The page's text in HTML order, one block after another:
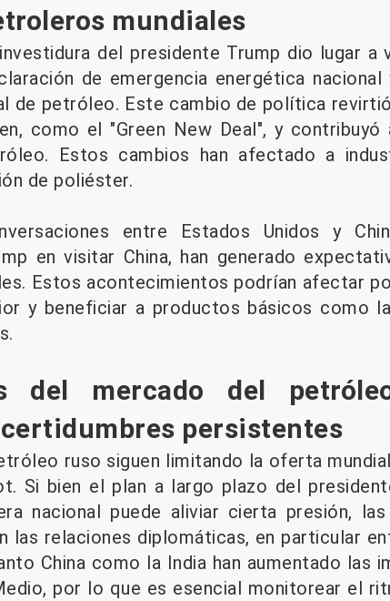
mundiales
del presidente Trump dio lugar a
de emergencia energética
de petróleo. Este cambio de política
como el "Green New Deal", y
Estos cambios han afectado a
de poliéster.
entre Estados Unidos y
en visitar China, han generado
Estos acontecimientos podrían afectar
y beneficiar a productos básicos como
del mercado del
persistentes
ruso siguen limitando la oferta
Si bien el plan a largo plazo del
nacional puede aliviar cierta presión,
las relaciones diplomáticas, en particular
China como la India han aumentado las
por lo que es esencial monitorear el